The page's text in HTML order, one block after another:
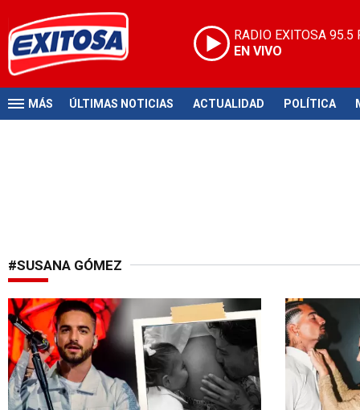
RADIO EXITOSA 95.5
EN VIVO
MÁS ÚLTIMAS NOTICIAS ACTUALIDAD POLÍTICA
#SUSANA GÓMEZ
Se agranda la familia ¡Emocionado!